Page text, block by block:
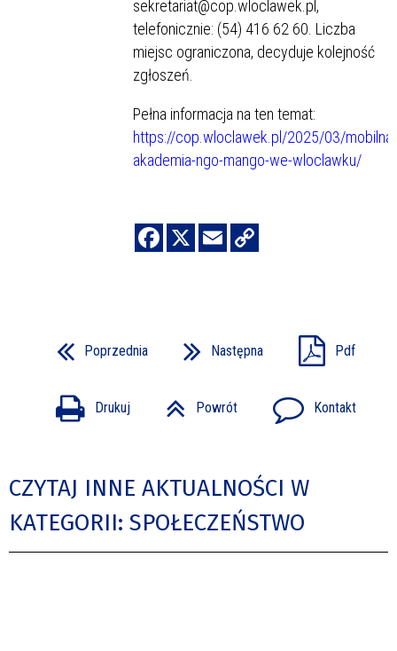
sekretariat@cop.wloclawek.pl,
telefonicznie: (54) 416 62 60. Liczba
miejsc ograniczona, decyduje kolejność
zgłoszeń.
Pełna informacja na ten temat:
https://cop.wloclawek.pl/2025/03/mobilna-
akademia-ngo-mango-we-wloclawku/
Poprzednia Następna Pdf
Drukuj Powrót Kontakt
CZYTAJ INNE AKTUALNOŚCI W
KATEGORII: SPOŁECZEŃSTWO